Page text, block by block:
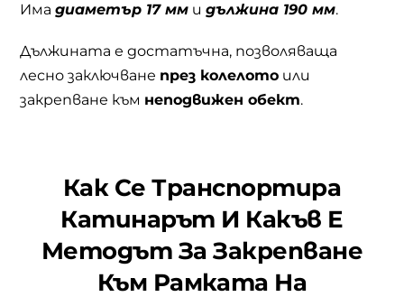
Имадиаметър 17 мм идължина 190 мм.
Дължината е достатъчна, позволяваща
лесно заключване през колелото или
закрепване към неподвижен обект.
Как Се Транспортира
Катинарът И Какъв Е
Методът За Закрепване
Към Рамката На